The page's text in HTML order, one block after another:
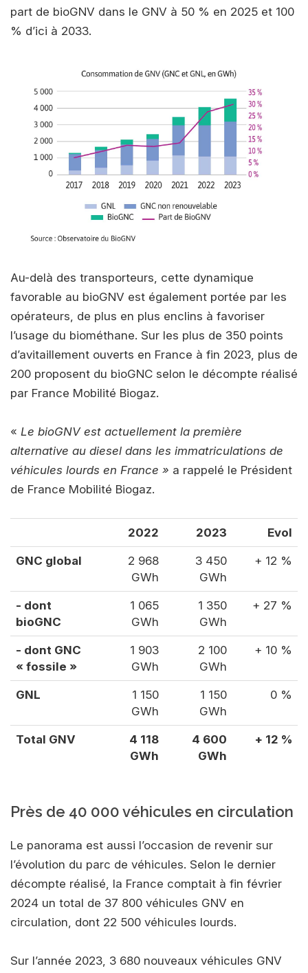
part de bioGNV dans le GNV à 50 % en 2025 et 100
% d’ici à 2033.
Au-delà des transporteurs, cette dynamique
favorable au bioGNV est également portée par les
opérateurs, de plus en plus enclins à favoriser
l’usage du biométhane. Sur les plus de 350 points
d’avitaillement ouverts en France à fin 2023, plus de
200 proposent du bioGNC selon le décompte réalisé
par France Mobilité Biogaz.
« Le bioGNV est actuellement la première
alternative au diesel dans les immatriculations de
véhicules lourds en France » a rappelé le Président
de France Mobilité Biogaz.
2022 2023 Evol
GNC global
2 968
GWh
3 450
GWh
+ 12 %
- dont
bioGNC
1 065
GWh
1 350
GWh
+ 27 %
- dont GNC
« fossile »
1 903
GWh
2 100
GWh
+ 10 %
GNL
1 150
GWh
1 150
GWh
0 %
Total GNV
4 118
GWh
4 600
GWh
+ 12 %
Près de 40 000 véhicules en circulation
Le panorama est aussi l’occasion de revenir sur
l’évolution du parc de véhicules. Selon le dernier
décompte réalisé, la France comptait à fin février
2024 un total de 37 800 véhicules GNV en
circulation, dont 22 500 véhicules lourds.
Sur l’année 2023, 3 680 nouveaux véhicules GNV